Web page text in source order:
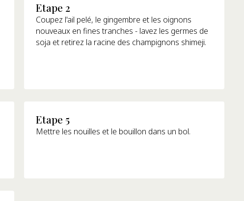
Etape 2
Coupez l'ail pelé, le gingembre et les oignons
nouveaux en fines tranches - lavez les germes de
soja et retirez la racine des champignons shimeji.
Etape 5
Mettre les nouilles et le bouillon dans un bol.